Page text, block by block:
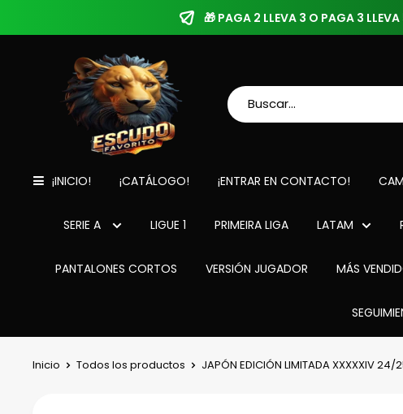
🎁 PAGA 2 LLEVA 3 O PAGA 3
¡INICIO! ¡CATÁLOGO! ¡ENTRAR EN CONTACTO!
SERIE A LIGUE 1 PRIMEIRA LIGA LATAM
PANTALONES CORTOS VERSIÓN JUGADOR MÁS
Inicio Todos los productos JAPÓN EDICIÓN LIMITADA XXXXXIV 24/